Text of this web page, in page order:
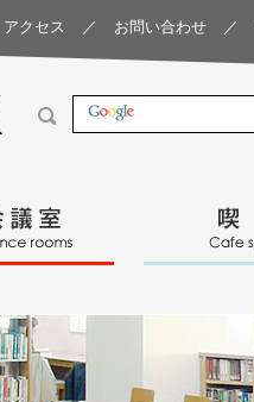
アクセス ／ お問い合わせ ／